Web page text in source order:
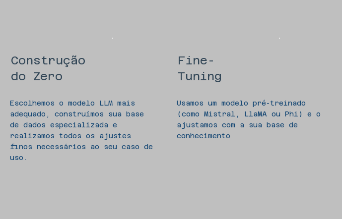
Usamos um modelo pré-treinado
(como Mistral, LlaMA ou Phi) e o
ajustamos com a sua base de
conhecimento
Fine-
Tuning
Escolhemos o modelo LLM mais
adequado, construímos sua base
de dados especializada e
realizamos todos os ajustes
finos necessários ao seu caso de
uso.
Construção
do Zero